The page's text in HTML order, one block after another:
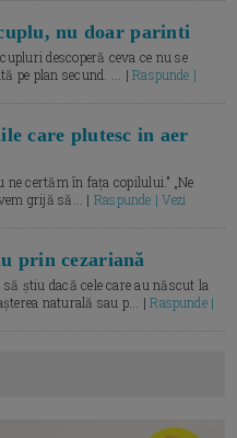
nu doar parinti
descoperă ceva ce nu se
pe plan secund. ... |Raspunde |
care plutesc in aer
certăm în fața copilului.” „Ne
grijă să... | Raspunde | Vezi
prin cezariană
știu dacă cele care au născut la
naturală sau p... |Raspunde |